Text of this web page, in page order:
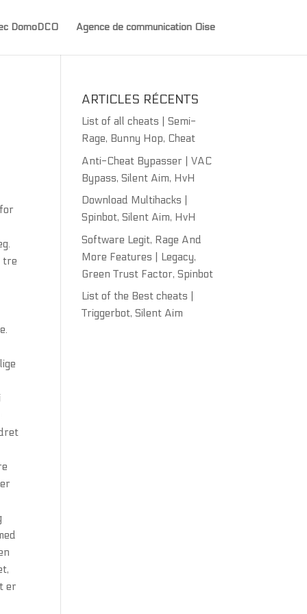
DomoDCO Agence de communication Oise
tre
er
ARTICLES RÉCENTS
List of all cheats | Semi-
Rage, Bunny Hop, Cheat
Anti-Cheat Bypasser | VAC
Bypass, Silent Aim, HvH
Download Multihacks |
Spinbot, Silent Aim, HvH
Software Legit, Rage And
More Features | Legacy,
Green Trust Factor, Spinbot
List of the Best cheats |
Triggerbot, Silent Aim